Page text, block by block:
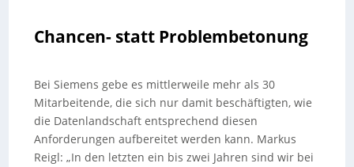
Chancen- statt Problembetonung
Bei Siemens gebe es mittlerweile mehr als 30
Mitarbeitende, die sich nur damit beschäftigten, wie
die Datenlandschaft entsprechend diesen
Anforderungen aufbereitet werden kann. Markus
Reigl: „In den letzten ein bis zwei Jahren sind wir bei